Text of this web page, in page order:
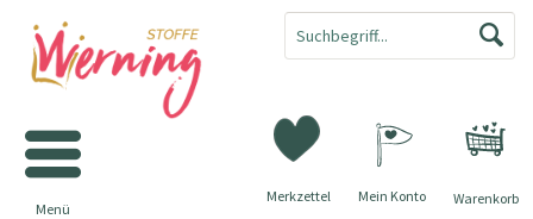
Warenkorb
Merkzettel Mein Konto
Menü